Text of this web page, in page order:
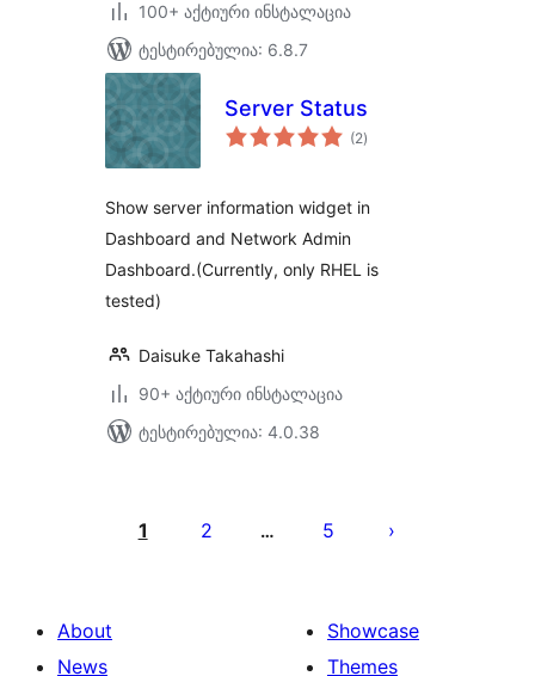
100+ აქტიური ინსტალაცია
ტესტირებულია: 6.8.7
Server Status
(2საერთო
რეიტინგი
)
Show server information widget in
Dashboard and Network Admin
Dashboard.(Currently, only RHEL is
tested)
Daisuke Takahashi
90+ აქტიური ინსტალაცია
ტესტირებულია: 4.0.38
გვერდებათ
1 2 … 5
About
News
Showcase
Themes